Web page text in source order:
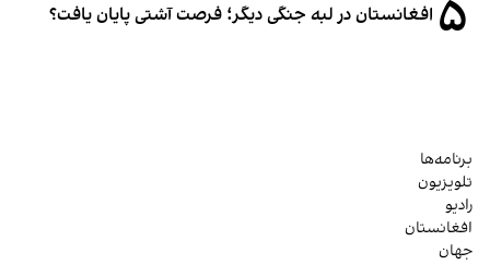
۵ افغانستان در لبه جنگی دیگر؛ فرصت آشتی پایان یافت؟
برنامه‌ها
تلویزیون
رادیو
افغانستان
جهان